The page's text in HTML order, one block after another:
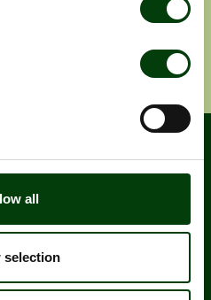
all
selection
Prenumerera
och mest erfarna